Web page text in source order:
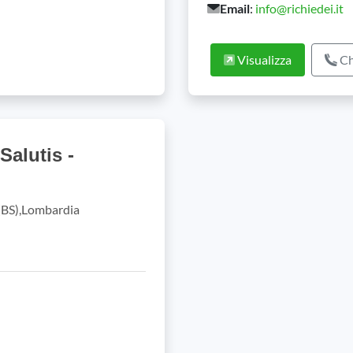
Email: info@richiedei.it
Visualizza
-